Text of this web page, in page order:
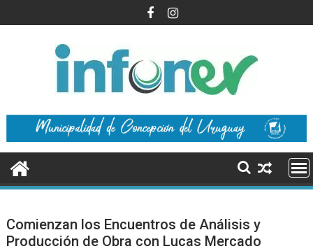
al
Comienzan los Encuentros de Análisis y
Producción de Obra con Lucas Mercado